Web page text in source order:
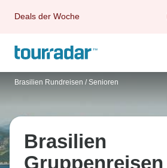
Deals der Woche
Brasilien Rundreisen / Senioren
Brasilien